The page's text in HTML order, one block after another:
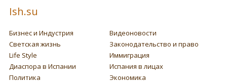
Ish.su
Бизнес и Индустрия
Видеоновости
Светская жизнь
Законодательство и право
Life Style
Иммиграция
Диаспора в Испании
Испания в лицах
Политика
Экономика